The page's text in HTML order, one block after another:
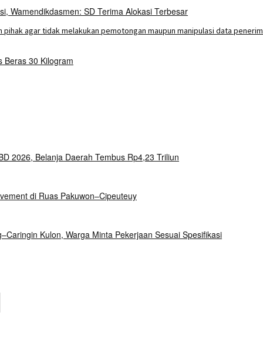
Wamendikdasmen: SD Terima Alokasi Terbesar
Beras 30 Kilogram
2026, Belanja Daerah Tembus Rp4,23 Triliun
di Ruas Pakuwon–Cipeuteuy
Kulon, Warga Minta Pekerjaan Sesuai Spesifikasi